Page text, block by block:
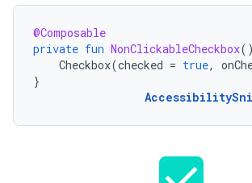
@Composable
private fun NonClickableCheckbox()
Checkbox(checked = true,
}